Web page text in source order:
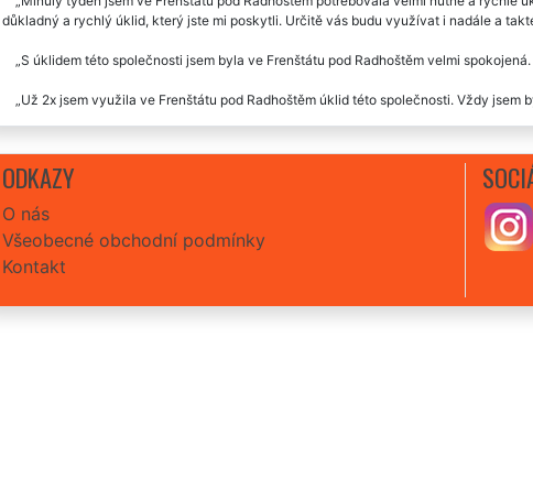
důkladný a rychlý úklid, který jste mi poskytli. Určitě vás budu využívat i nadále a
S úklidem této společnosti jsem byla ve Frenštátu pod Radhoštěm velmi
Už 2x jsem využila ve Frenštátu pod Radhoštěm úklid této společnosti. Vždy
naprosto perfektní, seděla cena úklidu i celá domluva. Za nás můžeme rozhodně
ODKAZY
O nás
Všeobecné obchodní podmínky
Kontakt